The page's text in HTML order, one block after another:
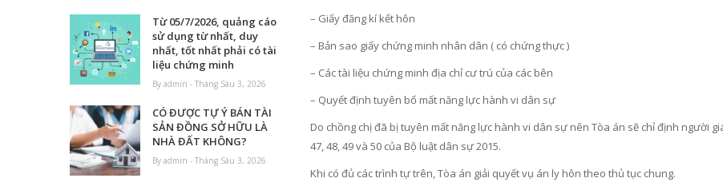
– Giấy đăng kí kết hôn
– Bản sao giấy chứng minh nhân dân ( có chứng thực )
– Các tài liệu chứng minh địa chỉ cư trú của các bên
– Quyết định tuyên bố mất năng lực hành vi dân sự
Do chồng chị đã bị tuyên mất năng lực hành vi dân sự nên Tòa án sẽ chỉ định người
47, 48, 49 và 50 của Bộ luật dân sự 2015.
Khi có đủ các trình tự trên, Tòa án giải quyết vụ án ly hôn theo thủ tục chung.
Từ 05/7/2026, quảng cáo
sử dụng từ nhất, duy
nhất, tốt nhất phải có tài
liệu chứng minh
By admin - Tháng Sáu 3, 2026
CÓ ĐƯỢC TỰ Ý BÁN TÀI
SẢN ĐỒNG SỞ HỮU LÀ
NHÀ ĐẤT KHÔNG?
By admin - Tháng Sáu 3, 2026